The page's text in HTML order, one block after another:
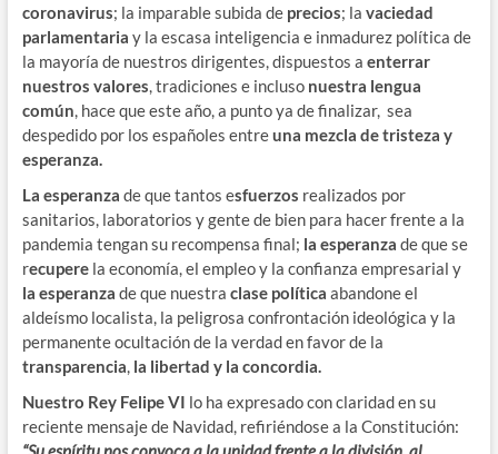
coronavirus; la imparable subida de precios; la vaciedad
parlamentaria y la escasa inteligencia e inmadurez política de
la mayoría de nuestros dirigentes, dispuestos a enterrar
nuestros valores, tradiciones e incluso nuestra lengua
común, hace que este año, a punto ya de finalizar, sea
despedido por los españoles entreuna mezcla de tristeza y
esperanza.
La esperanza de que tantos esfuerzos realizados por
sanitarios, laboratorios y gente de bien para hacer frente a la
pandemia tengan su recompensa final; la esperanza de que se
recuperela economía, el empleo y la confianza empresarial y
la esperanza de que nuestra clase política abandone el
aldeísmo localista, la peligrosa confrontación ideológica y la
permanente ocultación de la verdad en favor de la
transparencia, la libertad y la concordia.
Nuestro Rey Felipe VI lo ha expresado con claridad en su
reciente mensaje de Navidad, refiriéndose a la Constitución: